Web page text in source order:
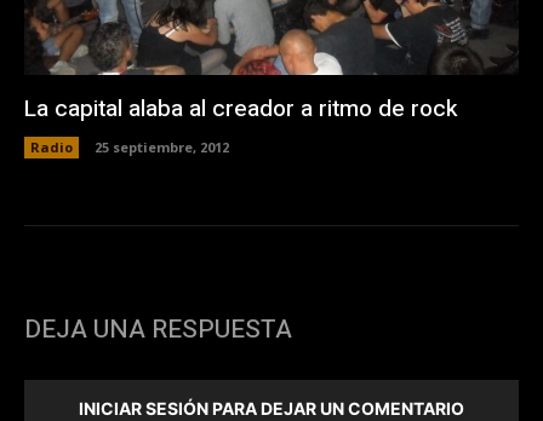
La capital alaba al creador a ritmo de rock
Radio 25 septiembre, 2012
DEJA UNA RESPUESTA
INICIAR SESIÓN PARA DEJAR UN COMENTARIO